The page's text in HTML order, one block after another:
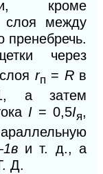
кроме
слоя между
пренебречь.
через
rп = R в
1, а затем
I = 0,5Iя,
и т. д., а
Д.